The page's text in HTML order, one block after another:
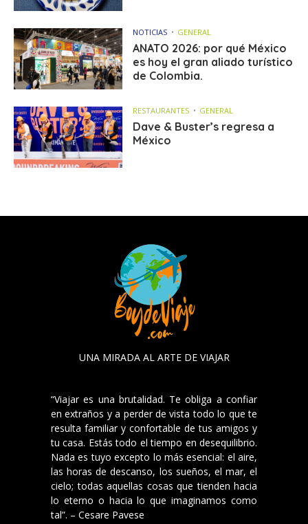
NOTICIAS GENERAL
ANATO 2026: por qué México
es hoy el gran aliado turístico
de Colombia.
RESTAURANTES GENERAL
Dave & Buster’s regresa a
México
UNA MIRADA AL ARTE DE VIAJAR
“Viajar es una brutalidad. Te obliga a confiar
en extraños y a perder de vista todo lo que te
resulta familiar y confortable de tus amigos y
tu casa. Estás todo el tiempo en desequilibrio.
Nada es tuyo excepto lo más esencial: el aire,
las horas de descanso, los sueños, el mar, el
cielo; todas aquellas cosas que tienden hacia
lo eterno o hacia lo que imaginamos como
tal”. – Cesare Pavese